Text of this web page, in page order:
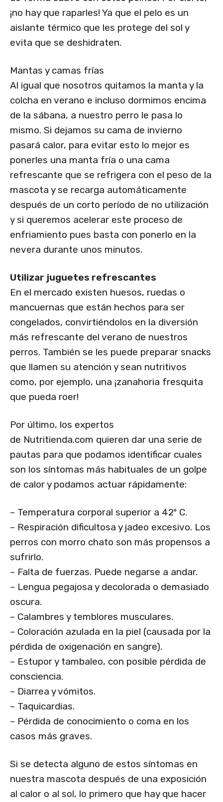
¡no hay que raparles! Ya que el pelo es un
aislante térmico que les protege del sol y
evita que se deshidraten.
Mantas y camas frías
Al igual que nosotros quitamos la manta y la
colcha en verano e incluso dormimos encima
de la sábana, a nuestro perro le pasa lo
mismo. Si dejamos su cama de invierno
pasará calor, para evitar esto lo mejor es
ponerles una manta fría o una cama
refrescante que se refrigera con el peso de la
mascota y se recarga automáticamente
después de un corto período de no utilización
y si queremos acelerar este proceso de
enfriamiento pues basta con ponerlo en la
nevera durante unos minutos.
Utilizar juguetes refrescantes
En el mercado existen huesos, ruedas o
mancuernas que están hechos para ser
congelados, convirtiéndolos en la diversión
más refrescante del verano de nuestros
perros. También se les puede preparar snacks
que llamen su atención y sean nutritivos
como, por ejemplo, una ¡zanahoria fresquita
que pueda roer!
Por último, los expertos
de Nutritienda.com quieren dar una serie de
pautas para que podamos identificar cuales
son los síntomas más habituales de un golpe
de calor y podamos actuar rápidamente:
– Temperatura corporal superior a 42º C.
– Respiración dificultosa y jadeo excesivo. Los
perros con morro chato son más propensos a
sufrirlo.
– Falta de fuerzas. Puede negarse a andar.
– Lengua pegajosa y decolorada o demasiado
oscura.
– Calambres y temblores musculares.
– Coloración azulada en la piel (causada por la
pérdida de oxigenación en sangre).
– Estupor y tambaleo, con posible pérdida de
consciencia.
– Diarrea y vómitos.
– Taquicardias.
– Pérdida de conocimiento o coma en los
casos más graves.
Si se detecta alguno de estos síntomas en
nuestra mascota después de una exposición
al calor o al sol, lo primero que hay que hacer